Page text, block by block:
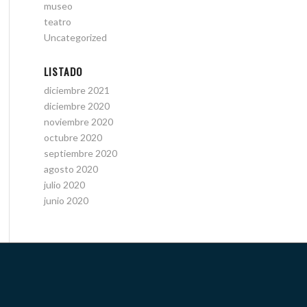
museo
teatro
Uncategorized
LISTADO
diciembre 2021
diciembre 2020
noviembre 2020
octubre 2020
septiembre 2020
agosto 2020
julio 2020
junio 2020